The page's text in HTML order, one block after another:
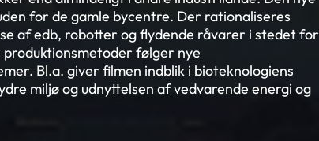
for de gamle bycentre. Der rationaliseres
af edb, robotter og flydende råvarer i stedet for
produktionsmetoder følger nye
Bl.a. giver filmen indblik i bioteknologiens
miljø og udnyttelsen af vedvarende energi og